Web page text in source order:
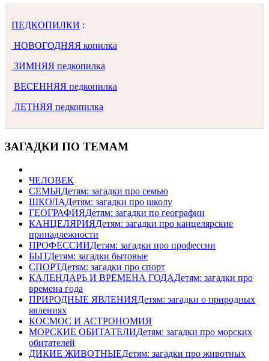
ПЕДКОПИЛКИ :
НОВОГОДНЯЯ копилка
ЗИМНЯЯ педкопилка
ВЕСЕННЯЯ педкопилка
ЛЕТНЯЯ педкопилка
ЗАГАДКИ ПО ТЕМАМ
ЧЕЛОВЕК
СЕМЬЯДетям: загадки про семью
ШКОЛАДетям: загадки про школу
ГЕОГРАФИЯДетям: загадки по географии
КАНЦЕЛЯРИЯДетям: загадки про канцелярские
принадлежности
ПРОФЕССИИДетям: загадки про профессии
БЫТДетям: загадки бытовые
СПОРТДетям: загадки про спорт
КАЛЕНДАРЬ И ВРЕМЕНА ГОДАДетям: загадки про
времена года
ПРИРОДНЫЕ ЯВЛЕНИЯДетям: загадки о природных
явлениях
КОСМОС И АСТРОНОМИЯ
МОРСКИЕ ОБИТАТЕЛИДетям: загадки про морских
обитателей
ДИКИЕ ЖИВОТНЫЕДетям: загадки про животных